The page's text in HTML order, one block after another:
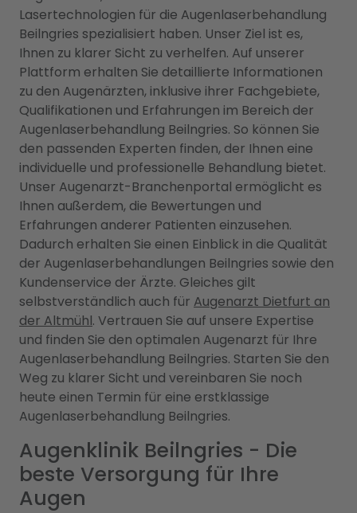
Lasertechnologien für die Augenlaserbehandlung
Beilngries spezialisiert haben. Unser Ziel ist es,
Ihnen zu klarer Sicht zu verhelfen. Auf unserer
Plattform erhalten Sie detaillierte Informationen
zu den Augenärzten, inklusive ihrer Fachgebiete,
Qualifikationen und Erfahrungen im Bereich der
Augenlaserbehandlung Beilngries. So können Sie
den passenden Experten finden, der Ihnen eine
individuelle und professionelle Behandlung bietet.
Unser Augenarzt-Branchenportal ermöglicht es
Ihnen außerdem, die Bewertungen und
Erfahrungen anderer Patienten einzusehen.
Dadurch erhalten Sie einen Einblick in die Qualität
der Augenlaserbehandlungen Beilngries sowie den
Kundenservice der Ärzte. Gleiches gilt
selbstverständlich auch für Augenarzt Dietfurt an
der Altmühl. Vertrauen Sie auf unsere Expertise
und finden Sie den optimalen Augenarzt für Ihre
Augenlaserbehandlung Beilngries. Starten Sie den
Weg zu klarer Sicht und vereinbaren Sie noch
heute einen Termin für eine erstklassige
Augenlaserbehandlung Beilngries.
Augenklinik Beilngries - Die
beste Versorgung für Ihre
Augen